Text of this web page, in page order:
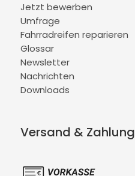
Jetzt bewerben
Umfrage
Fahrradreifen reparieren
Glossar
Newsletter
Nachrichten
Downloads
Versand & Zahlung